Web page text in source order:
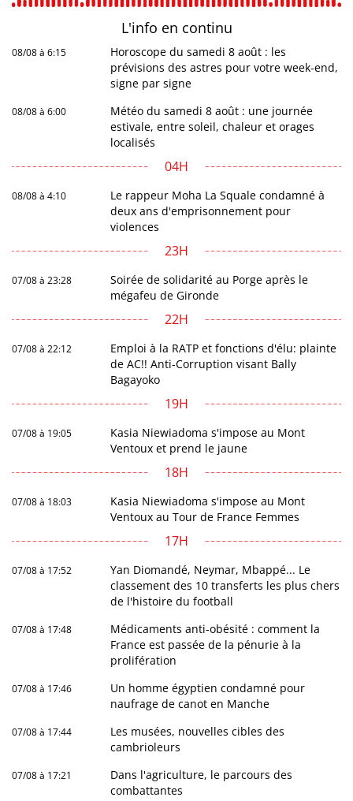
L'info en continu
08/08 à 6:15
Horoscope du samedi 8 août : les
prévisions des astres pour votre week-end,
signe par signe
08/08 à 6:00
Météo du samedi 8 août : une journée
estivale, entre soleil, chaleur et orages
localisés
04H
08/08 à 4:10
Le rappeur Moha La Squale condamné à
deux ans d'emprisonnement pour
violences
23H
07/08 à 23:28
Soirée de solidarité au Porge après le
mégafeu de Gironde
22H
07/08 à 22:12
Emploi à la RATP et fonctions d'élu: plainte
de AC!! Anti-Corruption visant Bally
Bagayoko
19H
07/08 à 19:05
Kasia Niewiadoma s'impose au Mont
Ventoux et prend le jaune
18H
07/08 à 18:03
Kasia Niewiadoma s'impose au Mont
Ventoux au Tour de France Femmes
17H
07/08 à 17:52
Yan Diomandé, Neymar, Mbappé... Le
classement des 10 transferts les plus chers
de l'histoire du football
07/08 à 17:48
Médicaments anti-obésité : comment la
France est passée de la pénurie à la
prolifération
07/08 à 17:46
Un homme égyptien condamné pour
naufrage de canot en Manche
07/08 à 17:44
Les musées, nouvelles cibles des
cambrioleurs
07/08 à 17:21
Dans l'agriculture, le parcours des
combattantes